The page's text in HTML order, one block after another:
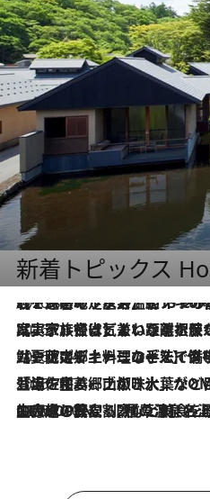
新着トピックス
2026.8.7
【トンボの足水浴】ヒノキの香りに包まれて涼感マックス！約13℃の湧水かけ流しを避暑地「星野温泉 トンボの湯」で体験
2026.7.31
【ホテル帰省】という選択肢をOMOが提案。家族とほどよい距離を保つには「昼は実家、
2026.7.24
【夏限定ディナーコース】旬を迎える稚鮎や花ズッキーニなどをイタリア・トスカーナの郷土料理
2026.7.17
「土佐和ハーブかき氷」がOMO7高知に登場！生姜、山椒、大葉など目にも舌にも涼を呼ぶ郷土の味
2026.7.10
NEW OPEN！【界 草津】名湯の地に誕生。趣の異なる2種の温泉と上州ならではの会席・蕎麦割烹など美食を味わう究極の癒やし旅